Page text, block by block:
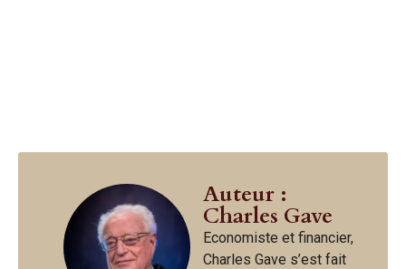
Auteur :
Charles Gave
Economiste et financier,
Charles Gave s’est fait